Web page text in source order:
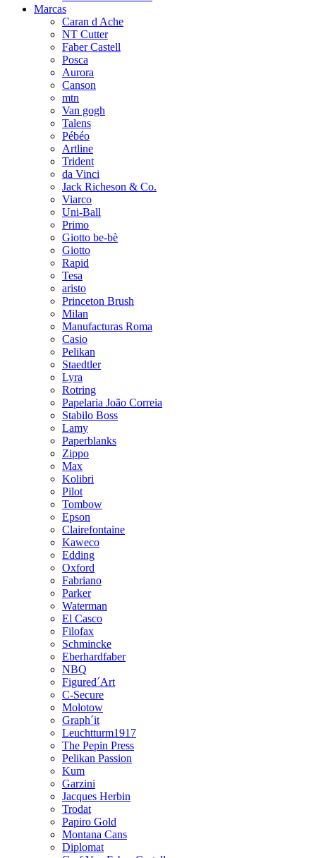
Marcas
Caran d Ache
NT Cutter
Faber Castell
Posca
Aurora
Canson
mtn
Van gogh
Talens
Pébéo
Artline
Trident
da Vinci
Jack Richeson & Co.
Viarco
Uni-Ball
Primo
Giotto be-bè
Giotto
Rapid
Tesa
aristo
Princeton Brush
Milan
Manufacturas Roma
Casio
Pelikan
Staedtler
Lyra
Rotring
Papelaria João Correia
Stabilo Boss
Lamy
Paperblanks
Zippo
Max
Kolibri
Pilot
Tombow
Epson
Clairefontaine
Kaweco
Edding
Oxford
Fabriano
Parker
Waterman
El Casco
Filofax
Schmincke
Eberhardfaber
NBQ
Figured´Art
C-Secure
Molotow
Graph´it
Leuchtturm1917
The Pepin Press
Pelikan Passion
Kum
Garzini
Jacques Herbin
Trodat
Papiro Gold
Montana Cans
Diplomat